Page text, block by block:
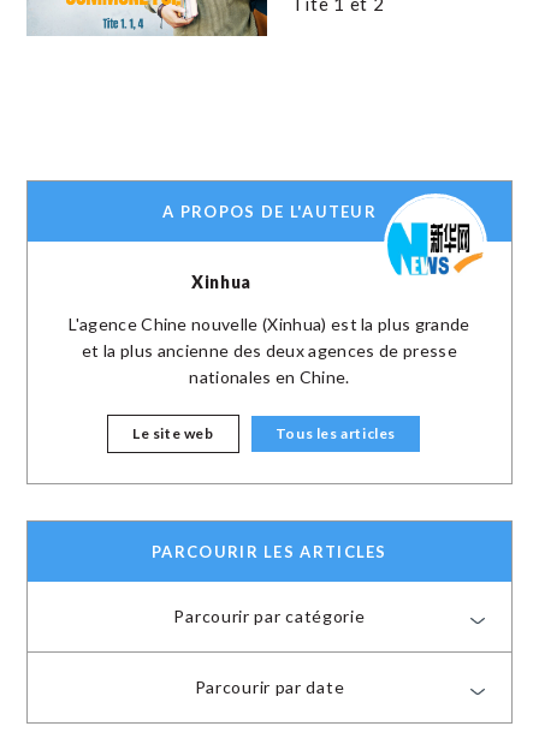
A PROPOS DE L'AUTEUR
Xinhua
L'agence Chine nouvelle (Xinhua) est la plus grande
et la plus ancienne des deux agences de presse
nationales en Chine.
Le site web Tous les articles
PARCOURIR LES ARTICLES
Parcourir par catégorie
Parcourir par date